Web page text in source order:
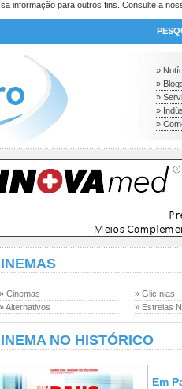
informação para outros fins. Consulte a
»
»
»
»
»
» Cinemas
» Alternativos
» Glicínias
» Estreias
NO HISTÓRICO
Em